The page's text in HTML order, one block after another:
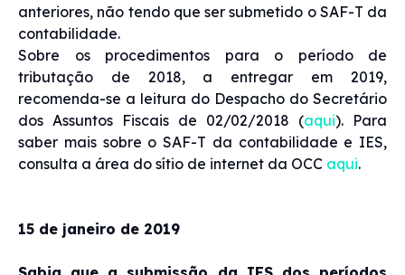
anteriores, não tendo que ser submetido o SAF-T da
contabilidade.
Sobre os procedimentos para o período de
tributação de 2018, a entregar em 2019,
recomenda-se a leitura do Despacho do Secretário
dos Assuntos Fiscais de 02/02/2018 (aqui). Para
saber mais sobre o SAF-T da contabilidade e IES,
consulta a área do sítio de internet da OCC aqui.
15 de janeiro de 2019